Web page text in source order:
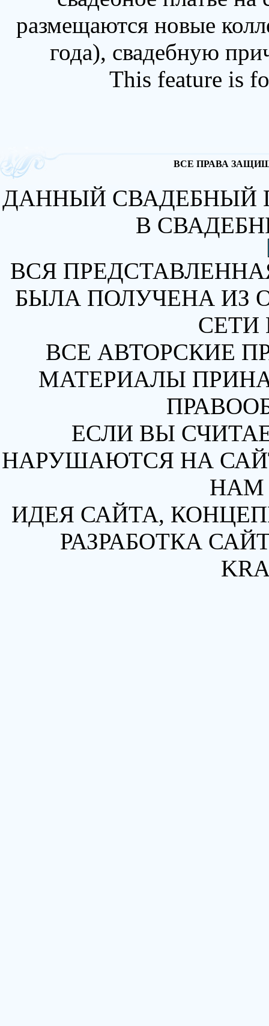
размещаются новые
года), свадебную
This feature is
ВСЕ ПРАВА
ДАННЫЙ СВАДЕБНЫЙ
В
ВСЯ
БЫЛА ПОЛУЧЕНА ИЗ
СЕТИ
ВСЕ АВТОРСКИЕ
МАТЕРИАЛЫ
ЕСЛИ ВЫ
НАРУШАЮТСЯ НА
НАМ
ИДЕЯ САЙТА,
РАЗРАБОТКА